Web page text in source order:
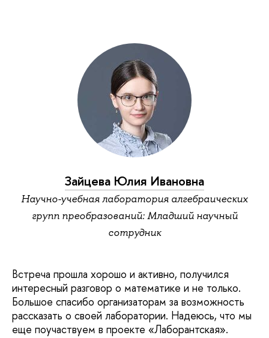
Зайцева Юлия Ивановна
Научно-учебная лаборатория алгебраических
групп преобразований: Младший научный
сотрудник
Встреча прошла хорошо и активно, получился
интересный разговор о математике и не только.
Большое спасибо организаторам за возможность
рассказать о своей лаборатории. Надеюсь, что мы
еще поучаствуем в проекте «Лаборантская».